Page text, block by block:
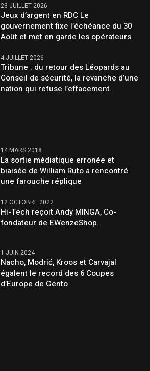
23 JUILLET 2026
Jeux d’argent en RDC Le
gouvernement fixe l’échéance du 30
Août et met en garde les opérateurs.
4 JUILLET 2026
Tribune : du retour des Léopards au
Conseil de sécurité, la revanche d’une
nation qui refuse l’effacement.
14 MARS 2018
La sortie médiatique erronée et
biaisée de William Ruto a rencontré
une farouche réplique
12 OCTOBRE 2022
Hi-Tech reçoit Andy MINGA, Co-
fondateur de EWenzeShop.
1 JUIN 2024
Nacho, Modrić, Kroos et Carvajal
égalent le record des 6 Coupes
d’Europe de Gento